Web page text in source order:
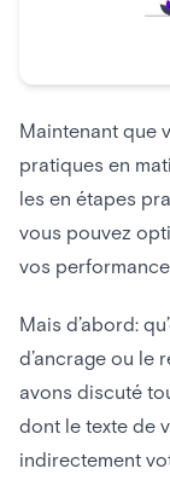
Maintenant que
pratiques en
les en étapes
vous pouvez
vos
Mais d’abord:
d’ancrage ou le
avons discuté
dont le texte de
indirectement